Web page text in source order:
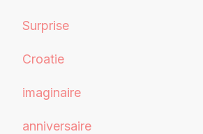
Surprise
Croatie
imaginaire
anniversaire